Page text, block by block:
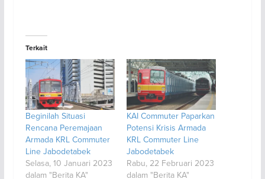
Terkait
Beginilah Situasi
Rencana Peremajaan
Armada KRL Commuter
Line Jabodetabek
Selasa, 10 Januari 2023
dalam "Berita KA"
KAI Commuter Paparkan
Potensi Krisis Armada
KRL Commuter Line
Jabodetabek
Rabu, 22 Februari 2023
dalam "Berita KA"